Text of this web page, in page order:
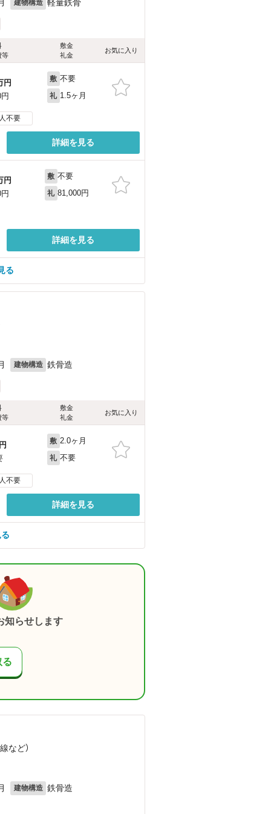
建物構造 軽量鉄骨
等
敷金
礼金
お気に入り
円
敷 不要
礼 1.5ヶ月
不要
詳細を見る
円
敷 不要
礼 81,000円
詳細を見る
る
建物構造 鉄骨造
等
敷金
礼金
お気に入り
敷 2.0ヶ月
礼 不要
不要
詳細を見る
知らせします
る
など）
建物構造 鉄骨造